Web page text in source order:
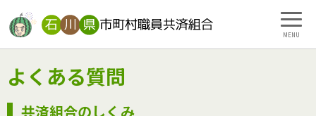
MENU
よくある質問
共済組合のしくみ